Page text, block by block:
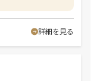
詳細を見る